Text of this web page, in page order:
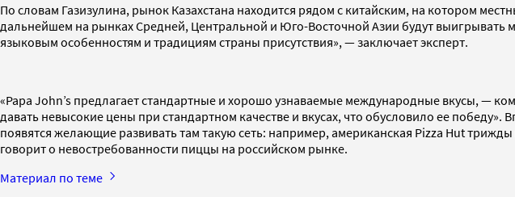
По словам Газизулина, рынок Казахстана находится рядом с китайским, на котором
дальнейшем на рынках Средней, Центральной и Юго-Восточной Азии будут
языковым особенностям и традициям страны присутствия», — заключает эксперт.
«Papa John’s предлагает стандартные и хорошо узнаваемые международные вкусы, —
давать невысокие цены при стандартном качестве и вкусах, что обусловило ее
появятся желающие развивать там такую сеть: например, американская Pizza Hut
говорит о невостребованности пиццы на российском рынке.
Материал по теме